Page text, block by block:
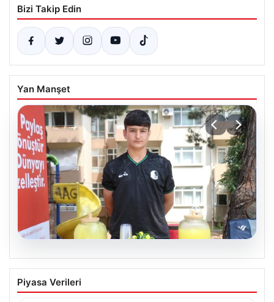
Bizi Takip Edin
Yan Manşet
09.08.2026
14 yaşında asgari ücretin 3 katını
kazanıyor. 6 saatte günlük kazancı 3 bin
Piyasa Verileri